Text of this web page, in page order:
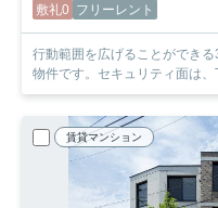
敷礼0 フリーレント
行動範囲を広げることができ
物件です。セキュリティ面は
賃貸マンション